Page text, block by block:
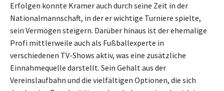
Erfolgen konnte Kramer auch durch seine Zeit in der
Nationalmannschaft, in der er wichtige Turniere spielte,
sein Vermögen steigern. Darüber hinaus ist der ehemalige
Profi mittlerweile auch als Fußballexperte in
verschiedenen TV-Shows aktiv, was eine zusätzliche
Einnahmequelle darstellt. Sein Gehalt aus der
Vereinslaufbahn und die vielfältigen Optionen, die sich